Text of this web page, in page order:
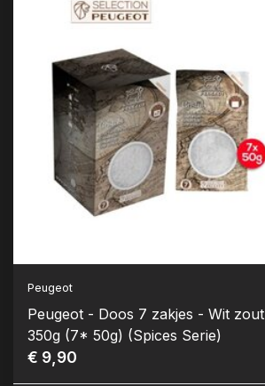
Peugeot
Peugeot - Doos 7 zakjes - Wit zout
350g (7* 50g) (Spices Serie)
€ 9,90